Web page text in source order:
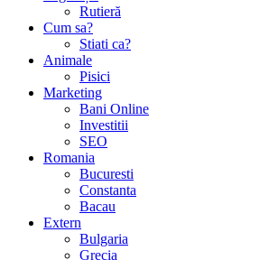
Rutieră
Cum sa?
Stiati ca?
Animale
Pisici
Marketing
Bani Online
Investitii
SEO
Romania
Bucuresti
Constanta
Bacau
Extern
Bulgaria
Grecia